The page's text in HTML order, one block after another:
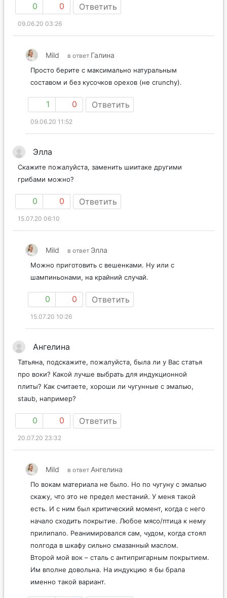
0 0 Ответить
09.06.20 03:26
Mild в ответ Галина
Просто берите с максимально натуральным
составом и без кусочков орехов (не crunchy).
1 0 Ответить
09.06.20 11:52
Элла
Скажите пожалуйста, заменить шиитаке другими
грибами можно?
0 0 Ответить
15.07.20 06:10
Mild в ответ Элла
Можно приготовить с вешенками. Ну или с
шампиньонами, на крайний случай.
0 0 Ответить
15.07.20 10:26
Ангелина
Татьяна, подскажите, пожалуйста, была ли у Вас статья
про воки? Какой лучше выбрать для индукционной
плиты? Как считаете, хороши ли чугунные с эмалью,
staub, например?
0 0 Ответить
20.07.20 23:32
Mild в ответ Ангелина
По вокам материала не было. Но по чугуну с эмалью
скажу, что это не предел местаний. У меня такой
есть. И с ним был критический момент, когда с него
начало сходить покрытие. Любое мясо/птица к нему
прилипало. Реанимировался сам, чудом, когда стоял
полгода в шкафу сильно смазанный маслом.
Второй мой вок – сталь с антипригарным покрытием.
Им вполне довольна. На индукцию я бы брала
именно такой вариант.